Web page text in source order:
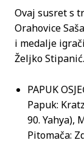
Ovaj susret s
Orahovice
i medalje
Željko Stipanić.
PAPUK
Papuk:
90. Yahya),
Pitomača: